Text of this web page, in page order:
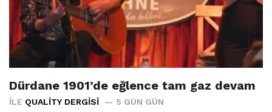
Dürdane 1901’de eğlence tam gaz devam
İLE QUALITY DERGISI 5 GÜN GÜN